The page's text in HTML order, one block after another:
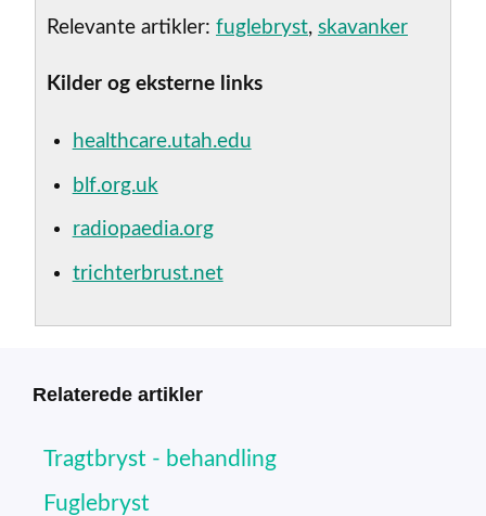
Relevante artikler: fuglebryst, skavanker
Kilder og eksterne links
healthcare.utah.edu
blf.org.uk
radiopaedia.org
trichterbrust.net
Relaterede artikler
Tragtbryst - behandling
Fuglebryst